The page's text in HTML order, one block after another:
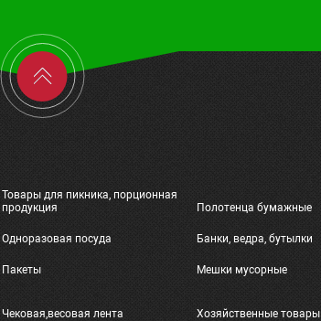
Товары для пикника, порционная
продукция
Полотенца бумажные
Одноразовая посуда Банки, ведра, бутылки
Пакеты Мешки мусорные
Чековая,весовая лента Хозяйственные товары